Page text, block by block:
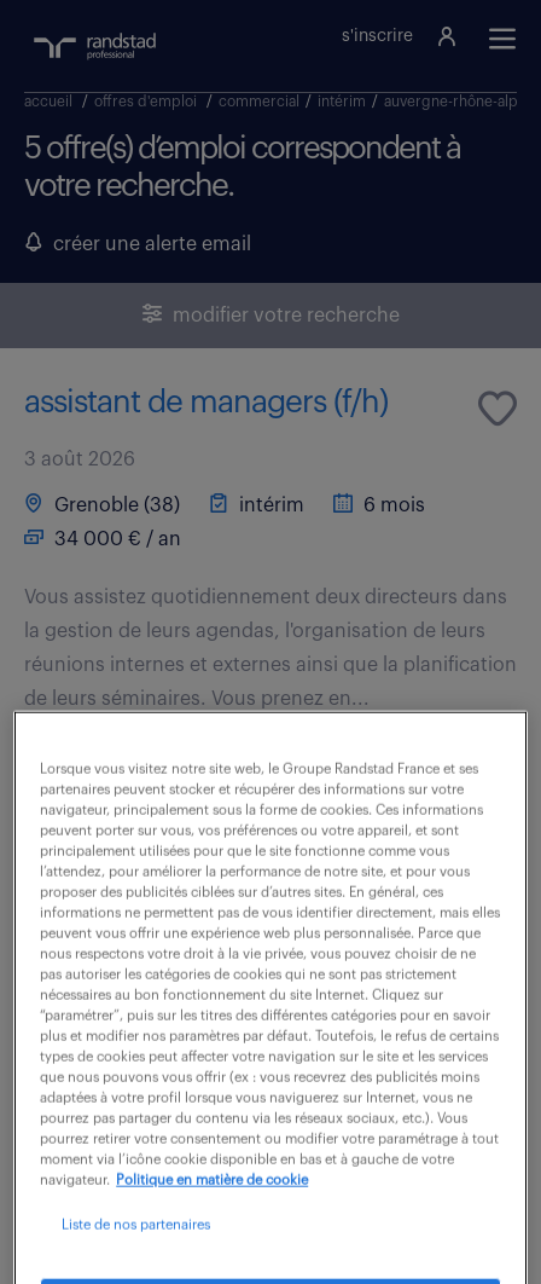
s'inscrire
accueil / offres d'emploi / commercial / intérim / auvergne-rhône-alpes
5 offre(s) d’emploi correspondent à
votre recherche.
créer une alerte email
modifier votre recherche
assistant de managers (f/h)
3 août 2026
Grenoble (38) intérim
6 mois
34 000 € / an
Vous assistez quotidiennement deux directeurs dans
la gestion de leurs agendas, l'organisation de leurs
réunions internes et externes ainsi que la planification
de leurs séminaires. Vous prenez en...
voir l'offre
ingénieur commercial (f/h)
23 juillet 2026
Echirolles (38) intérim 5 mois
Rattaché à la Responsable Commercial et Marketing,
vous jouez un rôle clé dans le développement des
parts de marché et la fidélisation de la clientèle. Dans
le cadre de vos fonctions, vous...
Lorsque vous visitez notre site web, le Groupe Randstad France et ses
partenaires peuvent stocker et récupérer des informations sur votre
navigateur, principalement sous la forme de cookies. Ces informations
peuvent porter sur vous, vos préférences ou votre appareil, et sont
principalement utilisées pour que le site fonctionne comme vous
l’attendez, pour améliorer la performance de notre site, et pour vous
proposer des publicités ciblées sur d’autres sites. En général, ces
informations ne permettent pas de vous identifier directement, mais elles
peuvent vous offrir une expérience web plus personnalisée. Parce que
nous respectons votre droit à la vie privée, vous pouvez choisir de ne
pas autoriser les catégories de cookies qui ne sont pas strictement
nécessaires au bon fonctionnement du site Internet. Cliquez sur
“paramétrer”, puis sur les titres des différentes catégories pour en savoir
plus et modifier nos paramètres par défaut. Toutefois, le refus de certains
types de cookies peut affecter votre navigation sur le site et les services
que nous pouvons vous offrir (ex : vous recevrez des publicités moins
adaptées à votre profil lorsque vous naviguerez sur Internet, vous ne
pourrez pas partager du contenu via les réseaux sociaux, etc.). Vous
pourrez retirer votre consentement ou modifier votre paramétrage à tout
moment via l’icône cookie disponible en bas et à gauche de votre
navigateur.
Politique en matière de cookie
Liste de nos partenaires